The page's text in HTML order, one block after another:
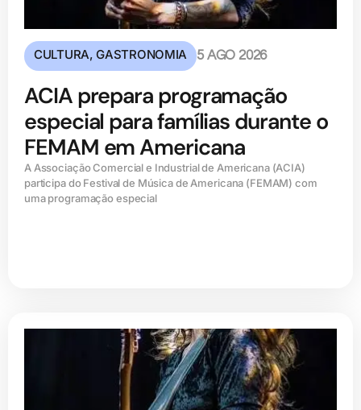
CULTURA,GASTRONOMIA 5 AGO 2026
ACIA prepara programação
especial para famílias durante o
FEMAM em Americana
A Associação Comercial e Industrial de Americana (ACIA)
participa do Festival de Música de Americana (FEMAM) com
uma programação especial